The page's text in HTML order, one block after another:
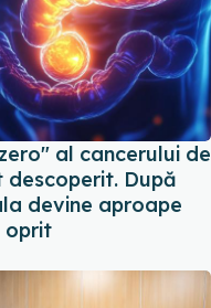
al cancerului de
După
devine aproape
oprit